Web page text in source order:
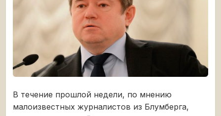
В течение прошлой недели, по мнению
малоизвестных журналистов из Блумберга,